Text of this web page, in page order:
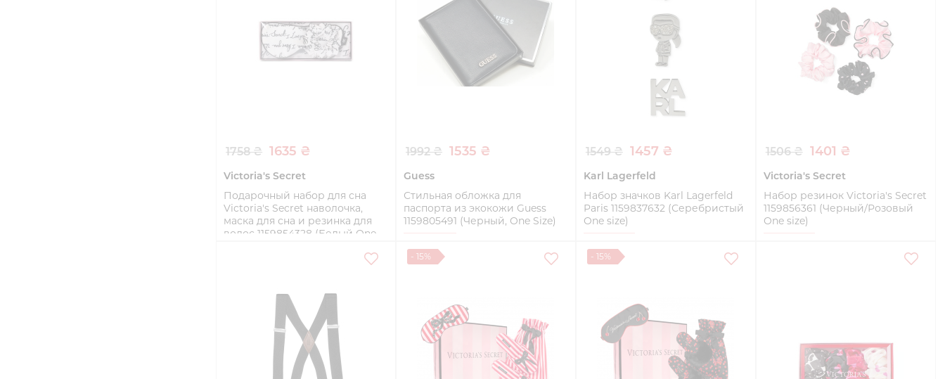
1758 ₴ 1635 ₴
Victoria's Secret
Подарочный набор для сна
Victoria's Secret наволочка,
маска для сна и резинка для
волос 1159854328 (Белый One
Купить
1992 ₴ 1535 ₴
Guess
Стильная обложка для
паспорта из экокожи Guess
1159805491 (Черный, One Size)
1549 ₴ 1457 ₴
Karl Lagerfeld
Набор значков Karl Lagerfeld
Paris 1159837632 (Серебристый
One size)
1506 ₴ 1401 ₴
Victoria's Secret
Набор резинок Victoria's Secret
1159856361 (Черный/Розовый
One size)
- 15% - 15%